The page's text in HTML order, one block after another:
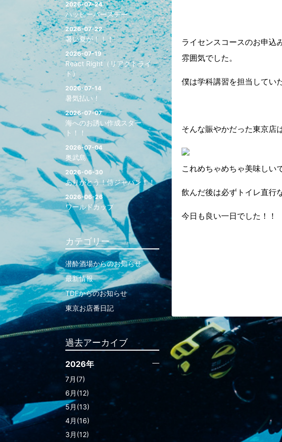
ライセンスコースのお申込
雰囲気でした。
僕は学科講習を担当してい
そんな賑やかだった東京店
これめちゃめちゃ美味しい
飲んだ後は必ずトイレ直行
今日も良い一日でした！！
2026-07-24
ハッピーバースデー
2026-07-22
暑い夏が！！！
2026-07-19
React Right（リアクトライ
ト）
2026-07-14
暑気払い！
2026-07-07
海へのお誘い作成スター
ト！！
2026-07-04
奥武島
2026-06-30
ありがとう！侍ジャパン！！
2026-06-26
ワールドカップ
カテゴリー
潜酔酒場からのお知らせ
最新情報
TDFからのお知らせ
東京お店番日記
過去アーカイブ
2026年
7月(7)
6月(12)
5月(13)
4月(16)
3月(12)